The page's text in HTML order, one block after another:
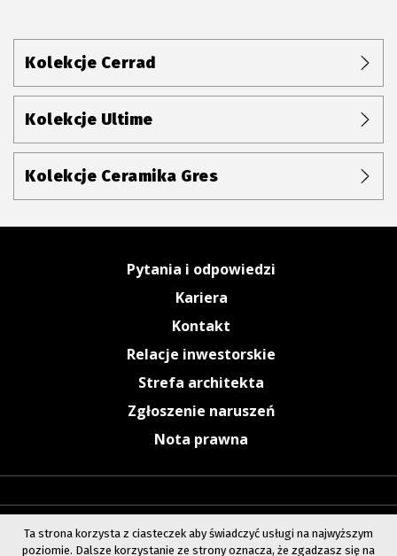
Kolekcje Cerrad
Kolekcje Ultime
Kolekcje Ceramika Gres
Pytania i odpowiedzi
Kariera
Kontakt
Relacje inwestorskie
Strefa architekta
Zgłoszenie naruszeń
Nota prawna
Ta strona korzysta z ciasteczek aby świadczyć usługi na najwyższym
poziomie. Dalsze korzystanie ze strony oznacza, że zgadzasz się na